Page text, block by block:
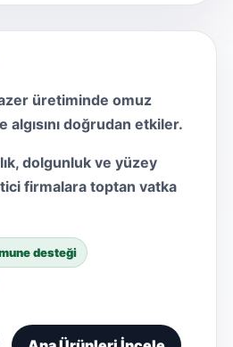
üretiminde omuz
doğrudan etkiler.
dolgunluk ve yüzey
firmalara toptan vatka
desteği